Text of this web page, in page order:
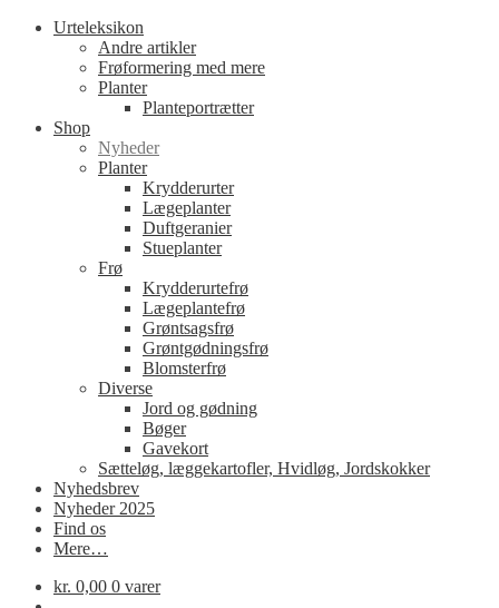
Urteleksikon
Andre artikler
Frøformering med mere
Planter
Planteportrætter
Shop
Nyheder
Planter
Krydderurter
Lægeplanter
Duftgeranier
Stueplanter
Frø
Krydderurtefrø
Lægeplantefrø
Grøntsagsfrø
Grøntgødningsfrø
Blomsterfrø
Diverse
Jord og gødning
Bøger
Gavekort
Sætteløg, læggekartofler, Hvidløg, Jordskokker
Nyhedsbrev
Nyheder 2025
Find os
Mere…
kr. 0,00 0 varer